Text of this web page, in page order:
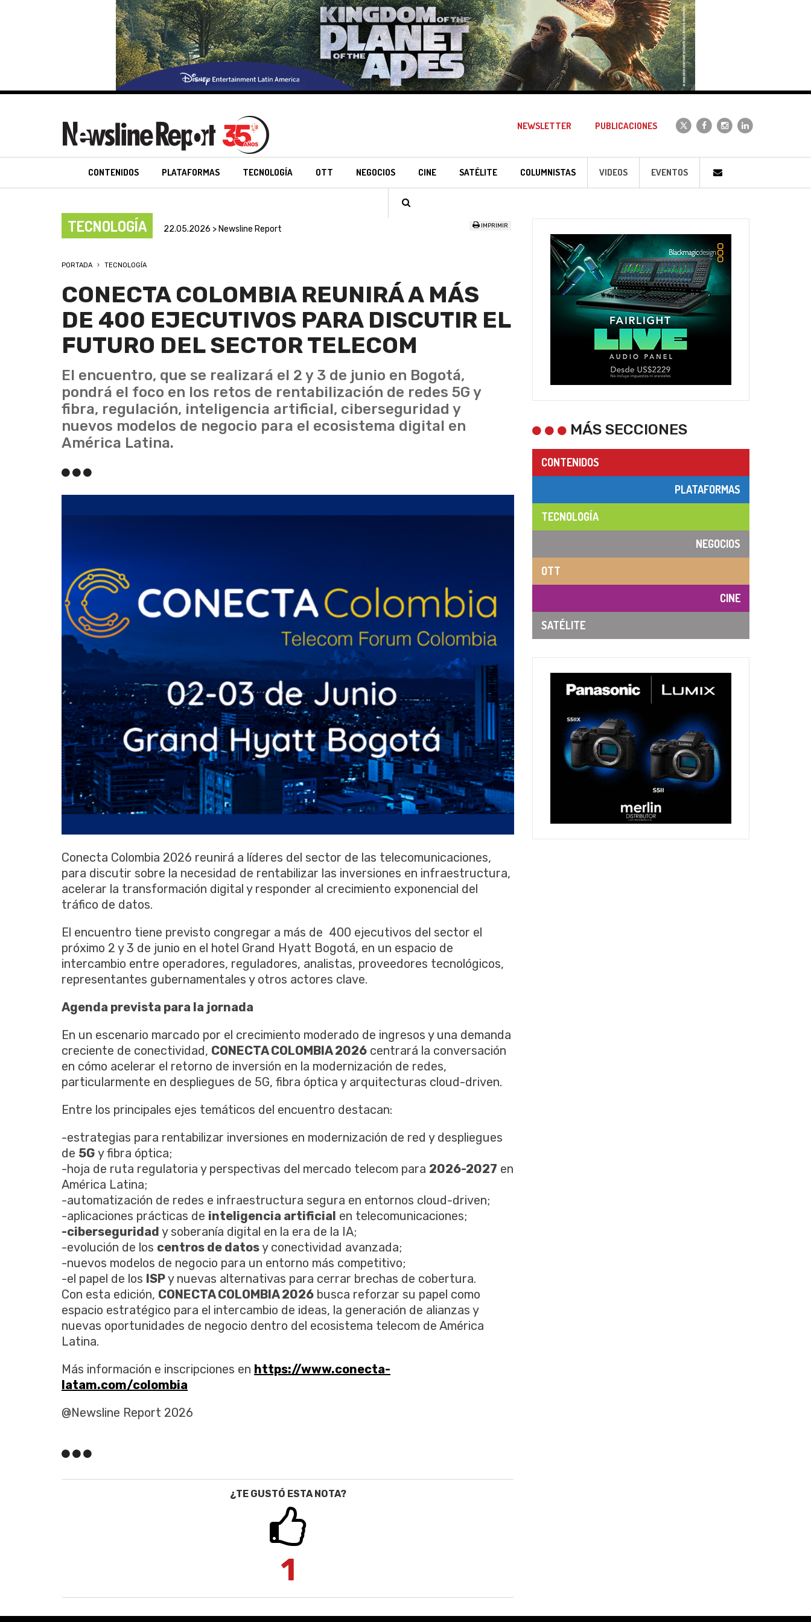
NEWSLETTER PUBLICACIONES
CONTENIDOS PLATAFORMAS TECNOLOGÍA OTT NEGOCIOS CINE SATÉLITE COLUMNISTAS VIDEOS EVENTOS
TECNOLOGÍA 22.05.2026 > Newsline Report IMPRIMIR
PORTADA TECNOLOGÍA
CONECTA COLOMBIA REUNIRÁ A MÁS
DE 400 EJECUTIVOS PARA DISCUTIR EL
FUTURO DEL SECTOR TELECOM
El encuentro, que se realizará el 2 y 3 de junio en Bogotá,
pondrá el foco en los retos de rentabilización de redes 5G y
fibra, regulación, inteligencia artificial, ciberseguridad y
nuevos modelos de negocio para el ecosistema digital en
América Latina.
Conecta Colombia 2026 reunirá a líderes del sector de las telecomunicaciones,
para discutir sobre la necesidad de rentabilizar las inversiones en infraestructura,
acelerar la transformación digital y responder al crecimiento exponencial del
tráfico de datos.
El encuentro tiene previsto congregar a más de 400 ejecutivos del sector el
próximo 2 y 3 de junio en el hotel Grand Hyatt Bogotá, en un espacio de
intercambio entre operadores, reguladores, analistas, proveedores tecnológicos,
representantes gubernamentales y otros actores clave.
Agenda prevista para la jornada
En un escenario marcado por el crecimiento moderado de ingresos y una demanda
creciente de conectividad, CONECTA COLOMBIA 2026 centrará la conversación
en cómo acelerar el retorno de inversión en la modernización de redes,
particularmente en despliegues de 5G, fibra óptica y arquitecturas cloud-driven.
Entre los principales ejes temáticos del encuentro destacan:
-estrategias para rentabilizar inversiones en modernización de red y despliegues
de 5G y fibra óptica;
-hoja de ruta regulatoria y perspectivas del mercado telecom para 2026-2027 en
América Latina;
-automatización de redes e infraestructura segura en entornos cloud-driven;
-aplicaciones prácticas de inteligencia artificial en telecomunicaciones;
-ciberseguridad y soberanía digital en la era de la IA;
-evolución de los centros de datosy conectividad avanzada;
-nuevos modelos de negocio para un entorno más competitivo;
-el papel de los ISPy nuevas alternativas para cerrar brechas de cobertura.
Con esta edición, CONECTA COLOMBIA 2026 busca reforzar su papel como
espacio estratégico para el intercambio de ideas, la generación de alianzas y
nuevas oportunidades de negocio dentro del ecosistema telecom de América
Latina.
Más información e inscripciones en https://www.conecta-
latam.com/colombia
@Newsline Report 2026
¿TE GUSTÓ ESTA NOTA?
1
MÁS SECCIONES
CONTENIDOS
PLATAFORMAS
TECNOLOGÍA
NEGOCIOS
OTT
CINE
SATÉLITE